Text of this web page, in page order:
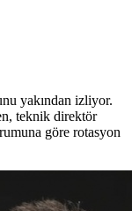
yakından izliyor.
teknik direktör
göre rotasyon